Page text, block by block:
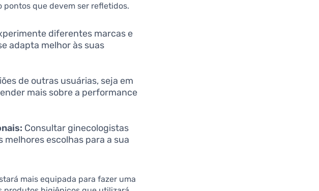
pontos que devem ser refletidos.
diferentes marcas e
adapta melhor às suas
de outras usuárias, seja em
mais sobre a performance
Consultar ginecologistas
escolhas para a sua
mais equipada para fazer uma